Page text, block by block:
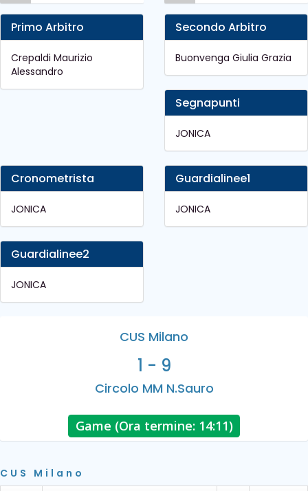
Primo Arbitro
Crepaldi Maurizio
Alessandro
Secondo Arbitro
Buonvenga Giulia Grazia
Segnapunti
JONICA
Cronometrista
JONICA
Guardialinee1
JONICA
Guardialinee2
JONICA
CUS Milano
1 - 9
Circolo MM N.Sauro
Game (Ora termine: 14:11)
CUS Milano